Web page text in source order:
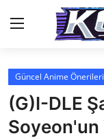
Anasayfa
Genel
Güncel Anime Önerileri
(G)I-DLE
Soyeon'un